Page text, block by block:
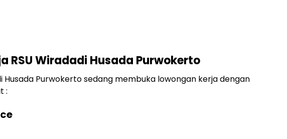
RSU Wiradadi Husada Purwokerto
Husada Purwokerto sedang membuka lowongan kerja dengan
: